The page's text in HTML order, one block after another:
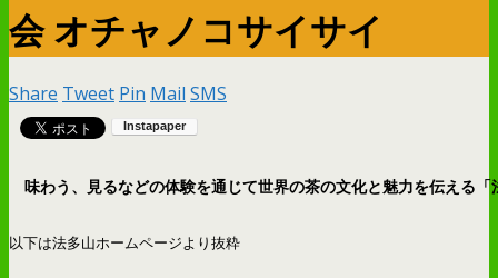
会 オチャノコサイサイ
Share Tweet Pin Mail SMS
味わう、見るなどの体験を通じて世界の茶の文化と魅力を伝える
以下は法多山ホームページより抜粋